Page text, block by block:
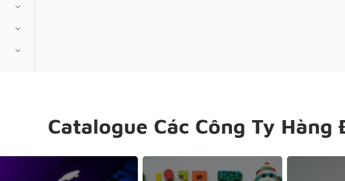
Catalogue Các Công Ty Hàng